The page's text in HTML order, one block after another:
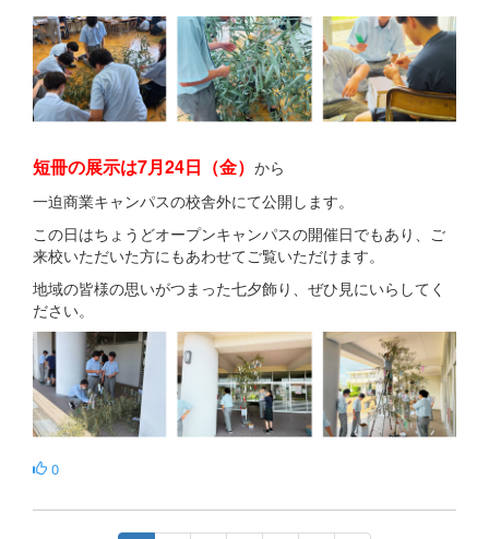
短冊の展示は7月24日（金） から
一迫商業キャンパスの校舎外にて公開します。
この日はちょうどオープンキャンパスの開催日でもあり、ご
来校いただいた方にもあわせてご覧いただけます。
地域の皆様の思いがつまった七夕飾り、ぜひ見にいらしてく
ださい。
0